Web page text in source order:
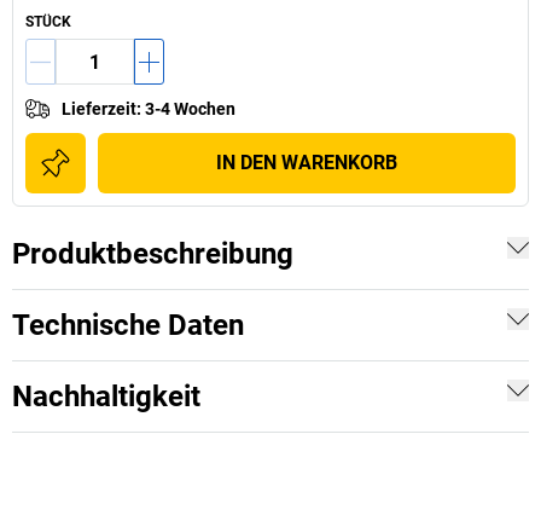
STÜCK
Lieferzeit: 3-4 Wochen
IN DEN WARENKORB
Produktbeschreibung
Technische Daten
Nachhaltigkeit